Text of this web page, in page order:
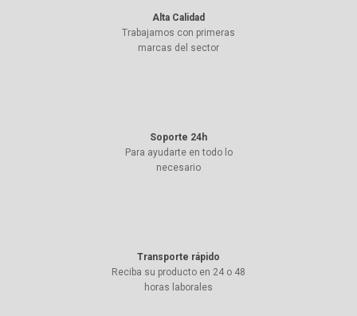
Alta Calidad
Trabajamos con primeras
marcas del sector
Soporte 24h
Para ayudarte en todo lo
necesario
Transporte rápido
Reciba su producto en 24 o 48
horas laborales